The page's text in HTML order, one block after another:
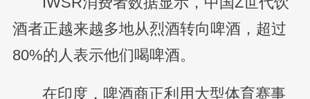
酒者正越来越多地从烈酒转向啤酒，超过
80%的人表示他们喝啤酒。
在印度，啤酒商正利用大型体育赛事